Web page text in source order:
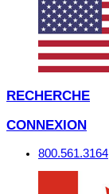
RECHERCHE
CONNEXION
800.561.3164